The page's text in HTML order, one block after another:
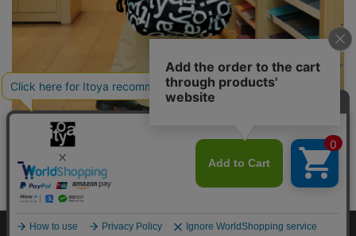
Itoya ロゴをあしらった、遊び心あふれるアイテムたち
Copyright©伊東屋 All Rights Reserved.